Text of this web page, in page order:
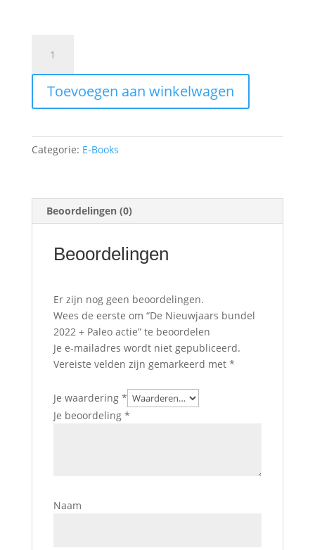
Nieuwjaars
bundel
2022
+
actie
aantal
Toevoegen aan winkelwagen
Categorie: E-Books
Beoordelingen (0)
Beoordelingen
Er zijn nog geen beoordelingen.
Wees de eerste om “De Nieuwjaars bundel
2022 + Paleo actie” te beoordelen
Je e-mailadres wordt niet gepubliceerd.
Vereiste velden zijn gemarkeerd met *
Je waardering *
Je beoordeling *
Naam